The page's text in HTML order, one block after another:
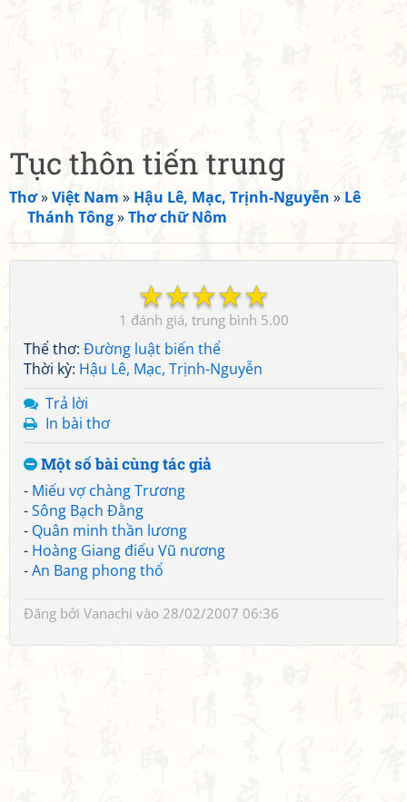
Tục thôn tiến trung
Thơ»Việt Nam » Hậu Lê, Mạc, Trịnh-Nguyễn » Lê
Thánh Tông»Thơ chữ Nôm
☆
☆
☆
☆
☆
1 5.00
Thể thơ: Đường luật biến thể
Thời kỳ: Hậu Lê, Mạc, Trịnh-Nguyễn
Trả lời
In bài thơ
Một số bài cùng tác giả
- Miếu vợ chàng Trương
-Sông Bạch Đằng
- Quân minh thần lương
- Hoàng Giang điếu Vũ nương
-An Bang phong thổ
Đăng bởi Vanachi vào 28/02/2007 06:36